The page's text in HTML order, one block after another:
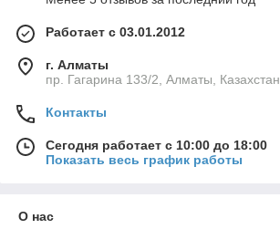
Работает с 03.01.2012
г. Алматы
пр. Гагарина 133/2, Алматы, Казахстан
Контакты
Сегодня работает с 10:00 до 18:00
Показать весь график работы
О нас